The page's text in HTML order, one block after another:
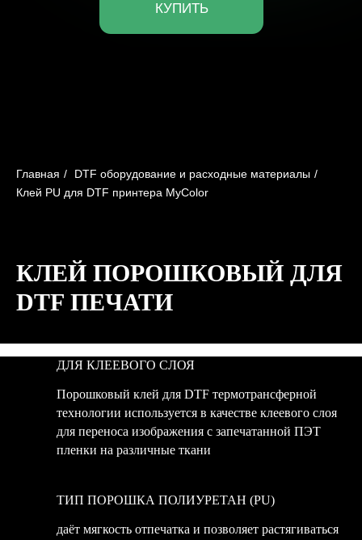
Главная / DTF оборудование и расходные материалы /
Клей PU для DTF принтера MyColor
КЛЕЙ ПОРОШКОВЫЙ ДЛЯ
DTF ПЕЧАТИ
ДЛЯ КЛЕЕВОГО СЛОЯ
Порошковый клей для DTF термотрансферной
технологии используется в качестве клеевого слоя
для переноса изображения с запечатанной ПЭТ
пленки на различные ткани
ТИП ПОРОШКА ПОЛИУРЕТАН (PU)
даёт мягкость отпечатка и позволяет растягиваться